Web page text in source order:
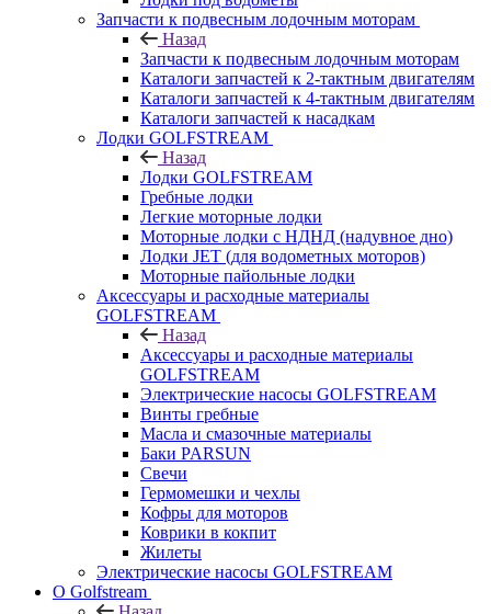
Запчасти к подвесным лодочным моторам
Назад
Запчасти к подвесным лодочным моторам
Каталоги запчастей к 2-тактным двигателям
Каталоги запчастей к 4-тактным двигателям
Каталоги запчастей к насадкам
Лодки GOLFSTREAM
Назад
Лодки GOLFSTREAM
Гребные лодки
Легкие моторные лодки
Моторные лодки с НДНД (надувное дно)
Лодки JET (для водометных моторов)
Моторные пайольные лодки
Аксессуары и расходные материалы
GOLFSTREAM
Назад
Аксессуары и расходные материалы
GOLFSTREAM
Электрические насосы GOLFSTREAM
Винты гребные
Масла и смазочные материалы
Баки PARSUN
Свечи
Гермомешки и чехлы
Кофры для моторов
Коврики в кокпит
Жилеты
Электрические насосы GOLFSTREAM
О Golfstream